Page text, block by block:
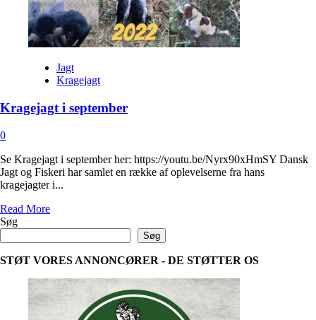
Jagt
Kragejagt
Kragejagt i september
0
Se Kragejagt i september her: https://youtu.be/Nyrx90xHmSY Dansk
Jagt og Fiskeri har samlet en række af oplevelserne fra hans
kragejagter i...
Read MoreRead
Kragejagt
i
Søg
Søg
STØT VORES ANNONCØRER - DE STØTTER OS